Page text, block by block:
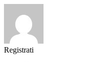
Registrati